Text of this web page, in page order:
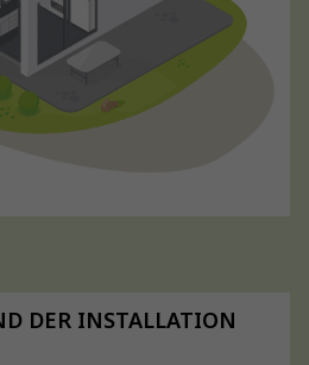
DER INSTALLATION